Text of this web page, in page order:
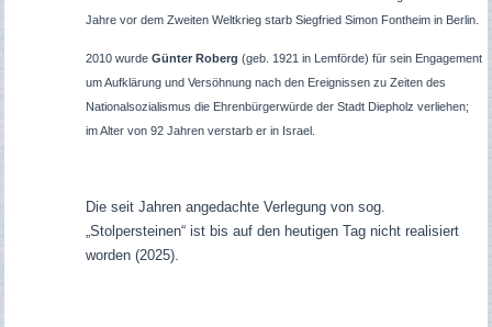
Jahre vor dem Zweiten Weltkrieg starb Siegfried Simon Fontheim in Berlin.
2010 wurde Günter Roberg (geb. 1921 in Lemförde) für sein Engagement
um Aufklärung und Versöhnung nach den Ereignissen zu Zeiten des
Nationalsozialismus die Ehrenbürgerwürde der Stadt Diepholz verliehen;
im Alter von 92 Jahren verstarb er in Israel.
Die seit Jahren angedachte Verlegung von sog.
„Stolpersteinen“ ist bis auf den heutigen Tag nicht realisiert
worden (2025).